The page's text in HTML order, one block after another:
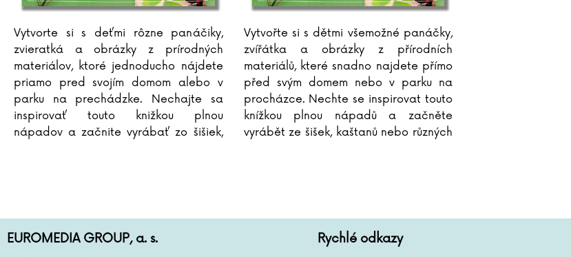
Vytvorte si s deťmi rôzne panáčiky,
zvieratká a obrázky z prírodných
materiálov, ktoré jednoducho nájdete
priamo pred svojím domom alebo v
parku na prechádzke. Nechajte sa
inspirovať touto knižkou plnou
nápadov a začnite vyrábať zo šišiek,
Vytvořte si s dětmi všemožné panáčky,
zvířátka a obrázky z přírodních
materiálů, které snadno najdete přímo
před svým domem nebo v parku na
procházce. Nechte se inspirovat touto
knížkou plnou nápadů a začněte
vyrábět ze šišek, kaštanů nebo různých
EUROMEDIA GROUP, a. s. Rychlé odkazy